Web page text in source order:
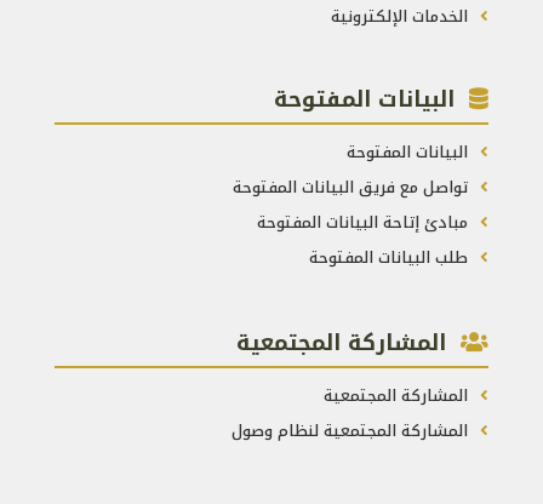
الخدمات الإلكترونية
البيانات المفتوحة
البيانات المفتوحة
تواصل مع فريق البيانات المفتوحة
مبادئ إتاحة البيانات المفتوحة
طلب البيانات المفتوحة
المشاركة المجتمعية
المشاركة المجتمعية
المشاركة المجتمعية لنظام وصول